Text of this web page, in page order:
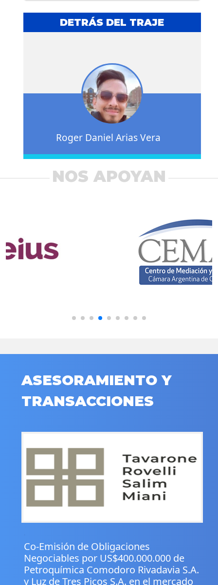
DETRÁS DEL TRAJE
Roger Daniel Arias Vera
NOS APOYAN
ASESORAMIENTO Y
TRANSACCIONES
Co-Emisión de Obligaciones
Negociables por US$400.000.000 de
Petroquímica Comodoro Rivadavia S.A.
y Luz de Tres Picos S.A. en el mercado